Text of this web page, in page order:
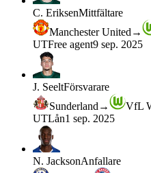
C. EriksenMittfältare
Manchester United →
UTFree agent9 sep. 2025
J. SeeltFörsvarare
Sunderland →
VfL
UTLån1 sep. 2025
N. JacksonAnfallare